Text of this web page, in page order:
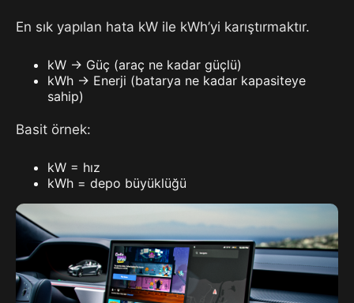
En sık yapılan hata kW ile kWh’yi karıştırmaktır.
kW → Güç (araç ne kadar güçlü)
kWh → Enerji (batarya ne kadar kapasiteye
sahip)
Basit örnek:
kW = hız
kWh = depo büyüklüğü